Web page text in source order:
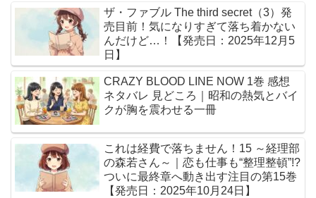
ザ・ファブル The third secret（3）発
売目前！気になりすぎて落ち着かない
んだけど…！【発売日：2025年12月5
日】
CRAZY BLOOD LINE NOW 1巻 感想
ネタバレ 見どころ｜昭和の熱気とバイ
クが胸を震わせる一冊
これは経費で落ちません！15 ～経理部
の森若さん～｜恋も仕事も“整理整頓”!?
ついに最終章へ動き出す注目の第15巻
【発売日：2025年10月24日】